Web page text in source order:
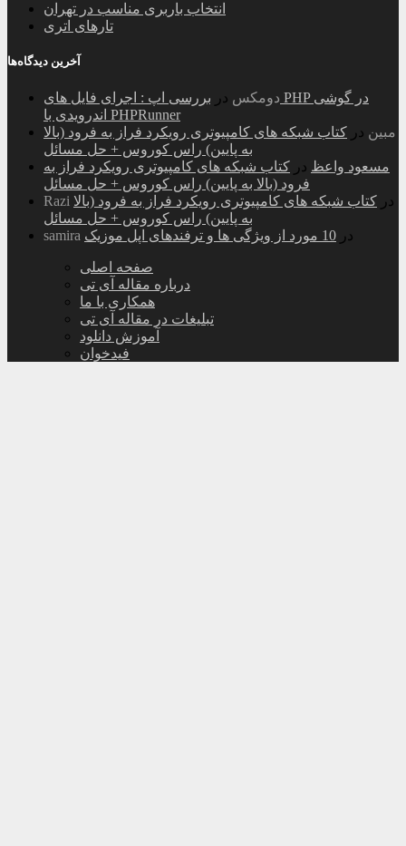
انتخاب باربری مناسب در تهران
تارهای اتری
آخرین دیدگاه‌ها
دومکس در بررسی اپ : اجرای فایل های PHP در گوشی
اندرویدی با PHPRunner
مبین در کتاب شبکه های کامپیوتری رویکرد فراز به فرود (بالا
به پایین) راس کوروس + حل مسائل
مسعود واعظ در کتاب شبکه های کامپیوتری رویکرد فراز به
فرود (بالا به پایین) راس کوروس + حل مسائل
Razi
در کتاب شبکه های کامپیوتری رویکرد فراز به فرود (بالا
به پایین) راس کوروس + حل مسائل
samira
در 10 مورد از ویژگی ها و ترفندهای اپل موزیک
صفحه اصلی
درباره مقاله آی تی
همکاری با ما
تبلیغات در مقاله آی تی
آموزش دانلود
فیدخوان